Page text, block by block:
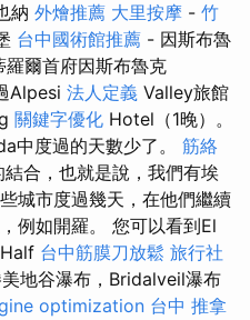
納 外燴推薦 大里按摩 - 竹
台中國術館推薦 - 因斯布魯
羅爾首府因斯布魯克
Alpesi 法人定義 Valley旅館
關鍵字優化 Hotel（1晚）。
中度過的天數少了。 筋絡
合，也就是說，我們有埃
城市度過幾天，在他們繼續
例如開羅。 您可以看到El
台中筋膜刀放鬆 旅行社
地谷瀑布，Bridalveil瀑布
optimization 台中 推拿